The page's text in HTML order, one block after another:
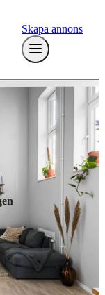
Skapa annons